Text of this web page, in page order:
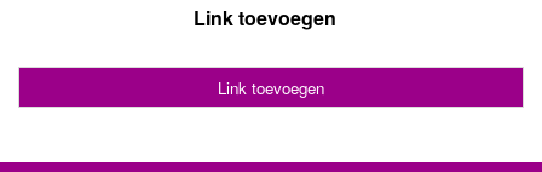
Link toevoegen
Link toevoegen